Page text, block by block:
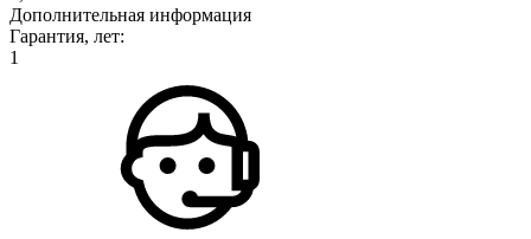
Дополнительная информация
Гарантия, лет:
1